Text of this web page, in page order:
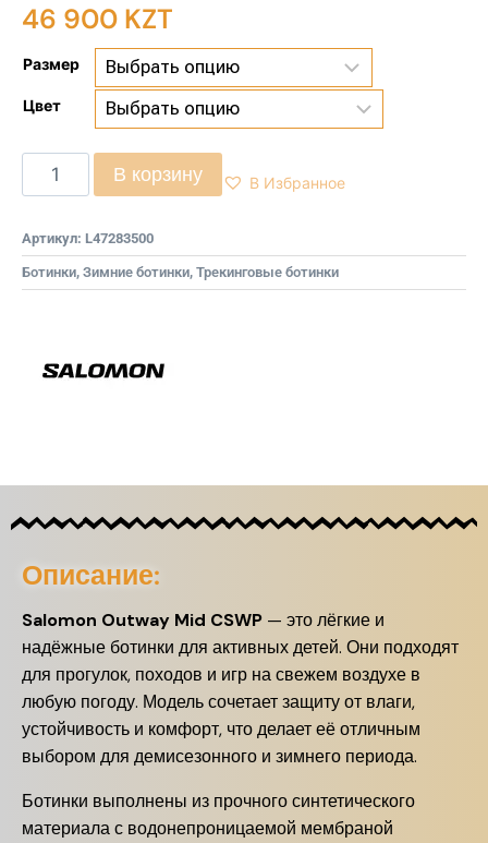
46 900 KZT
Размер
Цвет
В корзину В Избранное
Артикул: L47283500
Ботинки, Зимние ботинки, Трекинговые ботинки
Описание:
Salomon Outway Mid CSWP — это лёгкие и
надёжные ботинки для активных детей. Они подходят
для прогулок, походов и игр на свежем воздухе в
любую погоду. Модель сочетает защиту от влаги,
устойчивость и комфорт, что делает её отличным
выбором для демисезонного и зимнего периода.
Ботинки выполнены из прочного синтетического
материала с водонепроницаемой мембраной